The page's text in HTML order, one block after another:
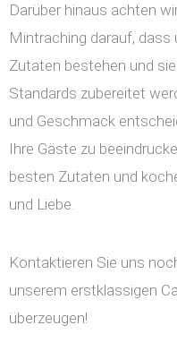
Darüber hinaus achten
Mintraching darauf, dass
Zutaten bestehen und
Standards zubereitet
und Geschmack
Ihre Gäste zu
besten Zutaten und
und Liebe.
Kontaktieren Sie uns
unserem erstklassigen
überzeugen!